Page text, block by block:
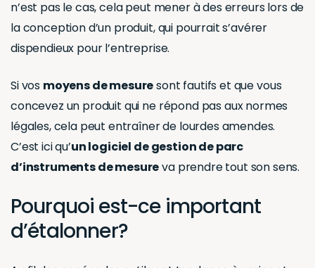
n’est pas le cas, cela peut mener à des erreurs lors de
la conception d’un produit, qui pourrait s’avérer
dispendieux pour l’entreprise.
Si vos moyens de mesuresont fautifs et que vous
concevez un produit qui ne répond pas aux normes
légales, cela peut entraîner de lourdes amendes.
C’est ici qu’un logiciel de gestion de parc
d’instruments de mesureva prendre tout son sens.
Pourquoi est-ce important
d’étalonner?